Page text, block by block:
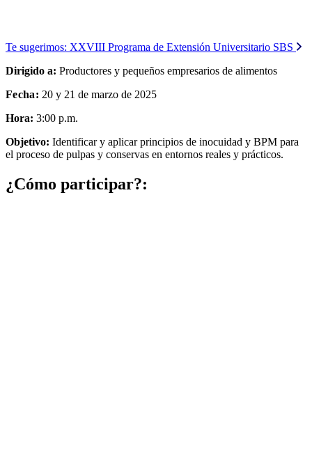
Te sugerimos: XXVIII Programa de Extensión Universitario SBS
Dirigido a: Productores y pequeños empresarios de alimentos
Fecha: 20 y 21 de marzo de 2025
Hora: 3:00 p.m.
Objetivo: Identificar y aplicar principios de inocuidad y BPM para
el proceso de pulpas y conservas en entornos reales y prácticos.
¿Cómo participar?: